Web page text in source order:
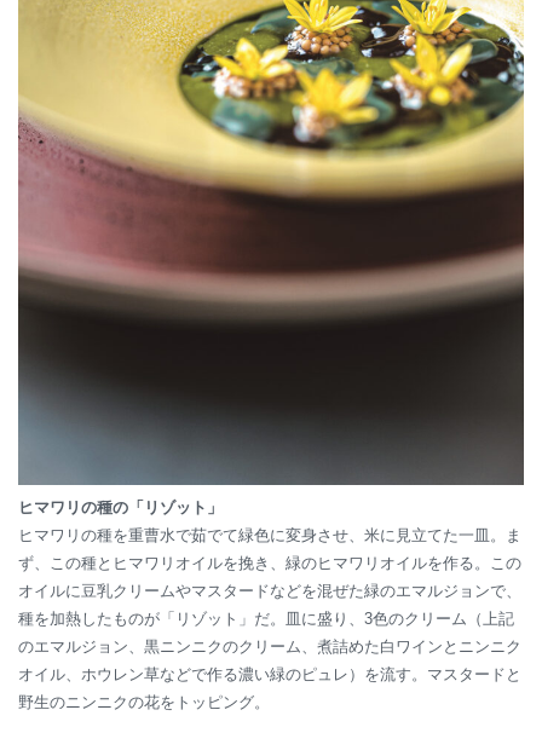
ヒマワリの種の「リゾット」
ヒマワリの種を重曹水で茹でて緑色に変身させ、米に見立てた一皿。ま
ず、この種とヒマワリオイルを挽き、緑のヒマワリオイルを作る。この
オイルに豆乳クリームやマスタードなどを混ぜた緑のエマルジョンで、
種を加熱したものが「リゾット」だ。皿に盛り、3色のクリーム（上記
のエマルジョン、黒ニンニクのクリーム、煮詰めた白ワインとニンニク
オイル、ホウレン草などで作る濃い緑のピュレ）を流す。マスタードと
野生のニンニクの花をトッピング。